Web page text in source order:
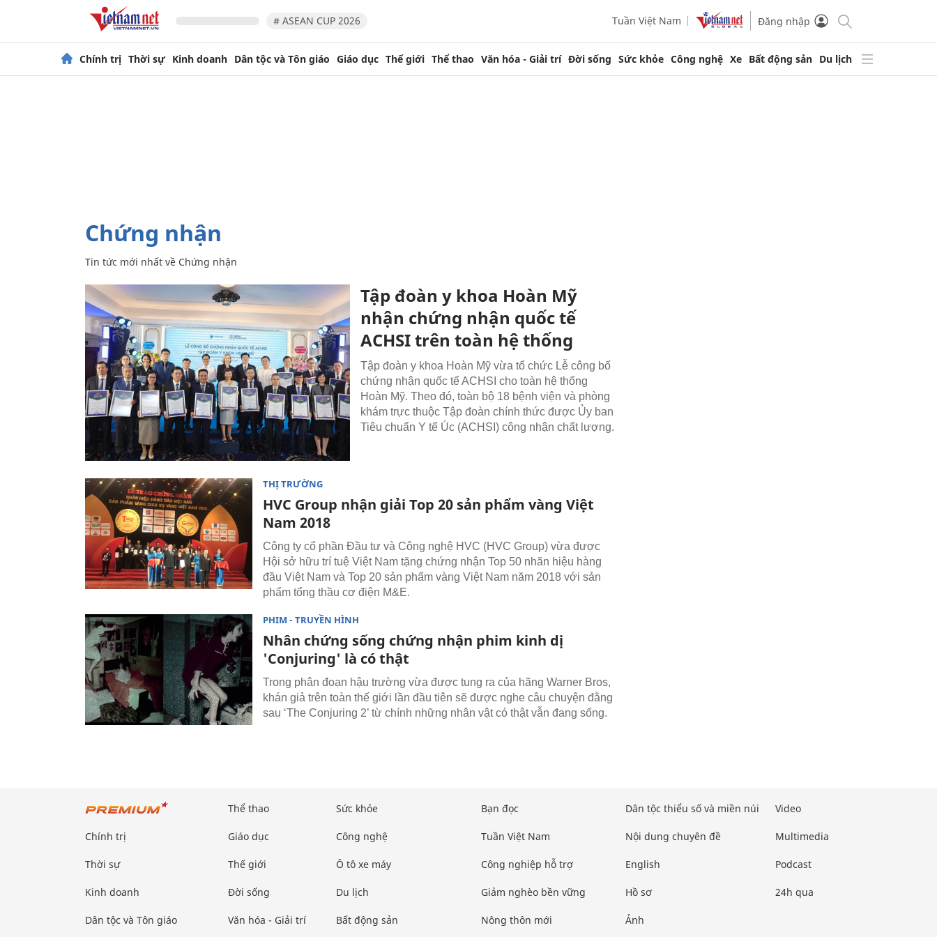
# ASEAN CUP 2026 Tuần Việt Nam Đăng nhập
Chính trị Thời sự Kinh doanh Dân tộc và Tôn giáo Giáo dục Thế giới Thể thao Văn hóa - Giải trí Đời sống Sức khỏe Công nghệ Xe Bất động sản Du lịch
Chứng nhận
Tin tức mới nhất về Chứng nhận
Tập đoàn y khoa Hoàn Mỹ
nhận chứng nhận quốc tế
ACHSI trên toàn hệ thống
Tập đoàn y khoa Hoàn Mỹ vừa tổ chức Lễ công bố
chứng nhận quốc tế ACHSI cho toàn hệ thống
Hoàn Mỹ. Theo đó, toàn bộ 18 bệnh viện và phòng
khám trực thuộc Tập đoàn chính thức được Ủy ban
Tiêu chuẩn Y tế Úc (ACHSI) công nhận chất lượng.
THỊ TRƯỜNG
HVC Group nhận giải Top 20 sản phẩm vàng Việt
Nam 2018
Công ty cổ phần Đầu tư và Công nghệ HVC (HVC Group) vừa được
Hội sở hữu trí tuệ Việt Nam tặng chứng nhận Top 50 nhãn hiệu hàng
đầu Việt Nam và Top 20 sản phẩm vàng Việt Nam năm 2018 với sản
phẩm tổng thầu cơ điện M&E.
PHIM - TRUYỀN HÌNH
Nhân chứng sống chứng nhận phim kinh dị
'Conjuring' là có thật
Trong phân đoạn hậu trường vừa được tung ra của hãng Warner Bros,
khán giả trên toàn thế giới lần đầu tiên sẽ được nghe câu chuyện đằng
sau ‘The Conjuring 2’ từ chính những nhân vật có thật vẫn đang sống.
Chính trị
Thời sự
Kinh doanh
Dân tộc và Tôn giáo
Thể thao
Giáo dục
Thế giới
Đời sống
Văn hóa - Giải trí
Sức khỏe
Công nghệ
Ô tô xe máy
Du lịch
Bất động sản
Bạn đọc
Tuần Việt Nam
Công nghiệp hỗ trợ
Giảm nghèo bền vững
Nông thôn mới
Dân tộc thiểu số và miền núi
Nội dung chuyên đề
English
Hồ sơ
Ảnh
Video
Multimedia
Podcast
24h qua